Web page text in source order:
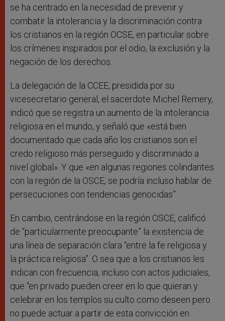
se ha centrado en la necesidad de prevenir y
combatir la intolerancia y la discriminación contra
los cristianos en la región OCSE, en particular sobre
los crímenes inspirados por el odio, la exclusión y la
negación de los derechos.
La delegación de la CCEE, presidida por su
vicesecretario general, el sacerdote Michel Remery,
indicó que se registra un aumento de la intolerancia
religiosa en el mundo, y señaló que «está bien
documentado que cada año los cristianos son el
credo religioso más perseguido y discriminado a
nivel global». Y que «en algunas regiones colindantes
con la región de la OSCE, se podría incluso hablar de
persecuciones con tendencias genocidas”.
En cambio, centrándose en la región OSCE, calificó
de “particularmente preocupante” la existencia de
una línea de separación clara “entre la fe religiosa y
la práctica religiosa”. O sea que a los cristianos les
indican con frecuencia, incluso con actos judiciales,
que “en privado pueden creer en lo que quieran y
celebrar en los templos su culto como deseen pero
no puede actuar a partir de esta convicción en